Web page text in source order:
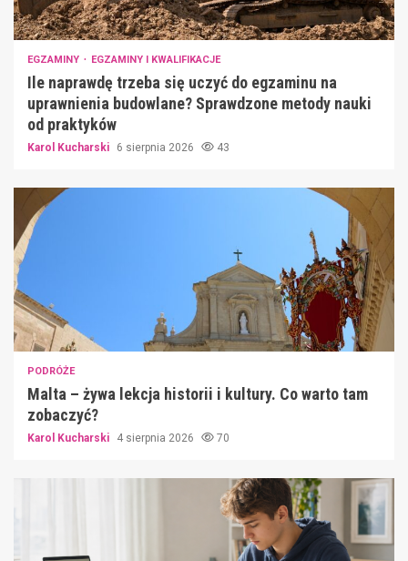
EGZAMINY EGZAMINY I KWALIFIKACJE
Ile naprawdę trzeba się uczyć do egzaminu na
uprawnienia budowlane? Sprawdzone metody nauki
od praktyków
Karol Kucharski 6 sierpnia 2026 43
PODRÓŻE
Malta – żywa lekcja historii i kultury. Co warto tam
zobaczyć?
Karol Kucharski 4 sierpnia 2026 70